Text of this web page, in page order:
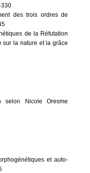
des trois ordres de
de la Réfutation
sur la nature et la grâce
selon Nicole Oresme
et auto-